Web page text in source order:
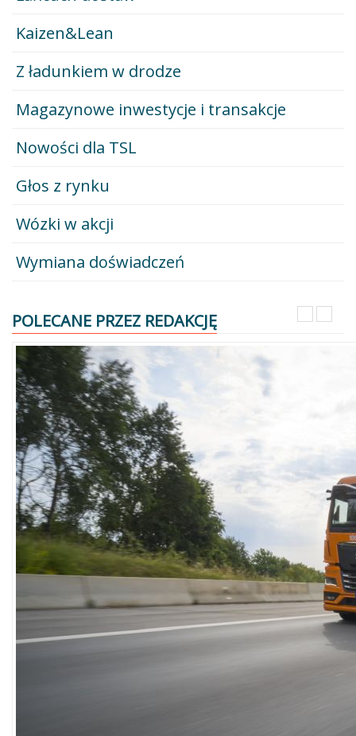
Kaizen&Lean
Z ładunkiem w drodze
Magazynowe inwestycje i transakcje
Nowości dla TSL
Głos z rynku
Wózki w akcji
Wymiana doświadczeń
POLECANE PRZEZ REDAKCJĘ